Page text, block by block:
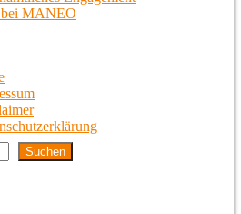
bei MANEO
Suchen